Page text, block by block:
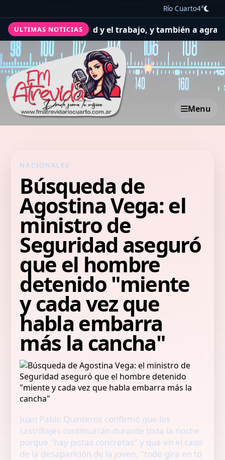
Río Cuarto4°
ULTIMAS NOTICIAS
por la salud y el trabajo, y también a agradecer El
Menu
NACIONALES
Búsqueda de
Agostina Vega: el
ministro de
Seguridad aseguró
que el hombre
detenido "miente
y cada vez que
habla embarra
más la cancha"
Juan Pablo Quinteros confirmó que los
rastrillajes continuarán durante toda la noche
porque "hay pistas concretas" y que en el caso
de la desaparición de la joven, "todo gira en to